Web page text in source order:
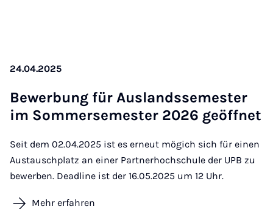
24.04.2025
Be­wer­bung für Aus­lands­se­mes­ter
im Som­mer­se­mes­ter 2026 ge­öff­net
Seit dem 02.04.2025 ist es erneut mögich sich für einen
Austauschplatz an einer Partnerhochschule der UPB zu
bewerben. Deadline ist der 16.05.2025 um 12 Uhr.
Mehr erfahren